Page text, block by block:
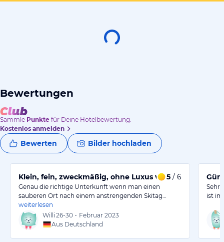
Bewertungen
Sammle Punkte für Deine Hotelbewertung.
Kostenlos anmelden
Bewerten Bilder hochladen
Klein, fein, zweckmäßig, ohne Luxus vollkommen !
5 / 6
Genau die richtige Unterkunft wenn man einen
sauberen Ort nach einem anstrengenden Skitag…
weiterlesen
Willi 26-30 • Februar 2023
Aus Deutschland
Sehr
ist